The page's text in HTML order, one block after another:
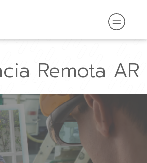
Remota AR